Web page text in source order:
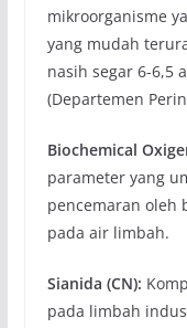
mikroorganisme
yang mudah
nasih segar 6-6,5
(Departemen
Biochemical
parameter yang
pencemaran oleh
pada air limbah.
Sianida (CN):
pada limbah